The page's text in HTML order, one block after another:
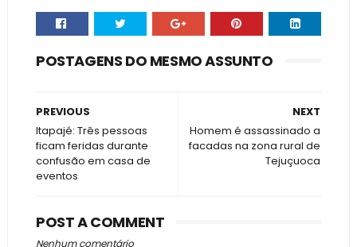
POSTAGENS DO MESMO ASSUNTO
NEXT
Homem é assassinado a
facadas na zona rural de
Tejuçuoca
PREVIOUS
Itapajé: Três pessoas
ficam feridas durante
confusão em casa de
eventos
POST A COMMENT
Nenhum comentário